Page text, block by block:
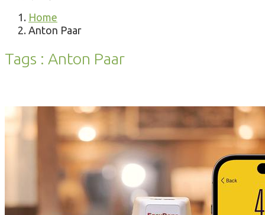
Home
Anton Paar
Tags : Anton Paar